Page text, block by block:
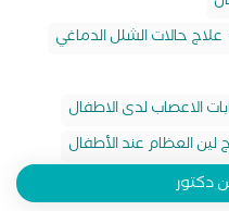
علاج حالات الشلل الدماغي
الاعصاب لدى الاطفال
لين العظام عند الأطفال
دكتور